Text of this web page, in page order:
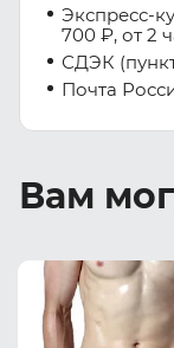
Экспресс-
700 ₽, от 2
СДЭК
Почта
Вам